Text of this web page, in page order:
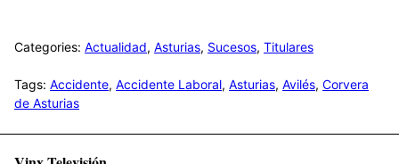
Categories: Actualidad, Asturias, Sucesos, Titulares
Tags: Accidente, Accidente Laboral, Asturias, Avilés, Corvera
de Asturias